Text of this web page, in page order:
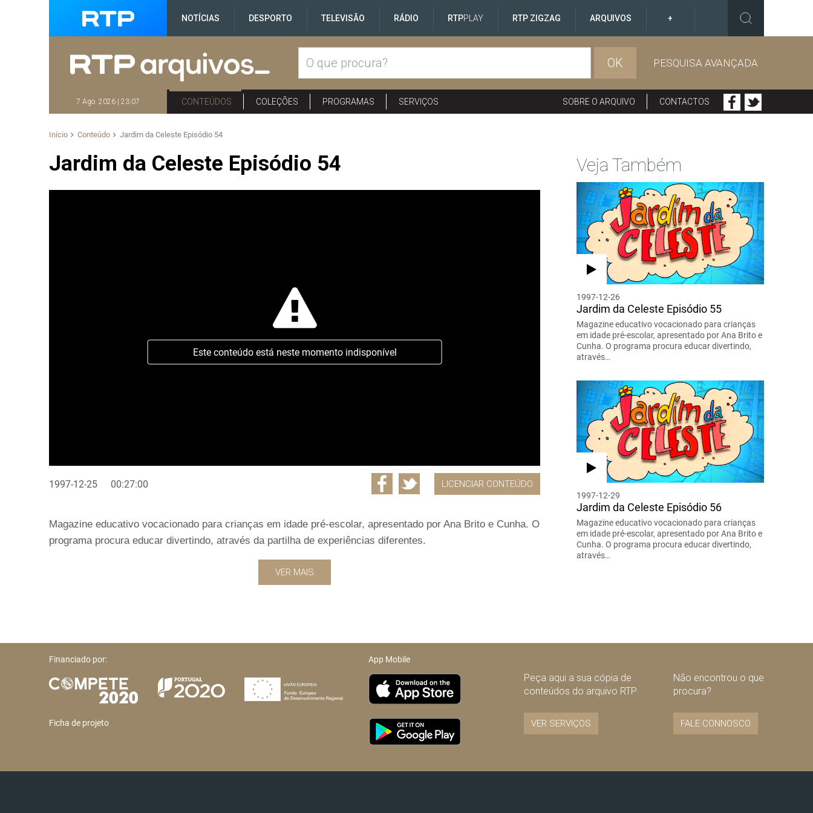
NOTÍCIAS DESPORTO TELEVISÃO RÁDIO RTPPLAY RTP ZIGZAG ARQUIVOS +
OK PESQUISA AVANÇADA
7 Ago. 2026 | 23:07 CONTEÚDOS COLEÇÕES PROGRAMAS SERVIÇOS SOBRE O ARQUIVO CONTACTOS
Início Conteúdo Jardim da Celeste Episódio 54
Jardim da Celeste Episódio 54
Este conteúdo está neste momento indisponível
1997-12-25 00:27:00 LICENCIAR CONTEÚDO
Magazine educativo vocacionado para crianças em idade pré-escolar, apresentado por Ana Brito e Cunha. O
programa procura educar divertindo, através da partilha de experiências diferentes.
VER MAIS
Veja Também
1997-12-26
Jardim da Celeste Episódio 55
Magazine educativo vocacionado para crianças
em idade pré-escolar, apresentado por Ana Brito e
Cunha. O programa procura educar divertindo,
através…
1997-12-29
Jardim da Celeste Episódio 56
Magazine educativo vocacionado para crianças
em idade pré-escolar, apresentado por Ana Brito e
Cunha. O programa procura educar divertindo,
através…
Financiado por:
Ficha de projeto
App Mobile
Peça aqui a sua cópia de
conteúdos do arquivo RTP
VER SERVIÇOS
Não encontrou o que
procura?
FALE CONNOSCO